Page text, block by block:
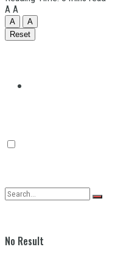
Quilmes
No Result
A A
A
A
Reset